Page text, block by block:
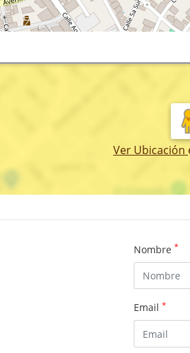
Ver Ubicación
Nombre *
Email *